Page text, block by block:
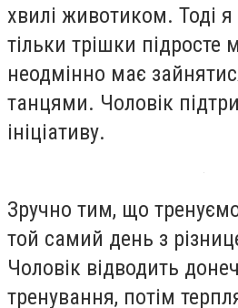
хвилі животиком. Тоді
тільки трішки підросте
неодмінно має
танцями. Чоловік
ініціативу.
Зручно тим, що
той самий день з
Чоловік відводить
тренування, потім